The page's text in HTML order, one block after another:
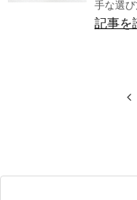
手な選
記事を